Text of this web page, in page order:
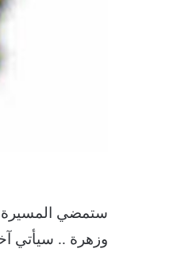
ستمضي المسيرة
وزهرة .. سيأتي